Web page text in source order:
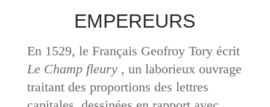
empereurs
En 1529, le Français Geofroy Tory écrit
Le Champ fleury, un laborieux ouvrage
traitant des proportions des lettres